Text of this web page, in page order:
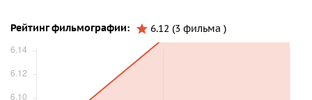
Рейтинг фильмографии: 6.12 (3 фильма )